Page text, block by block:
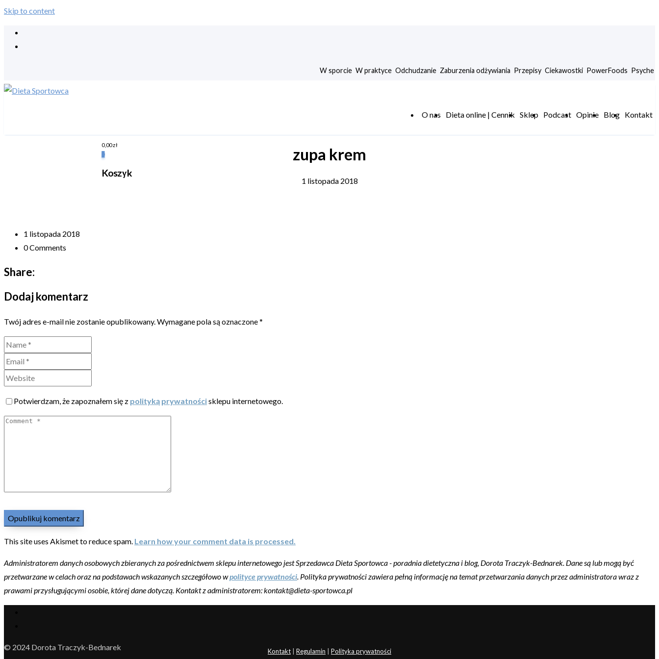
Skip to content
W sporcie W praktyce Odchudzanie Zaburzenia odżywiania Przepisy Ciekawostki PowerFoods Psyche
O nas Dieta online | Cennik Sklep Podcast Opinie Blog Kontakt
0,00zł
0
Koszyk
zupa krem
1 listopada 2018
1 listopada 2018
0 Comments
Share:
Dodaj komentarz
Twój adres e-mail nie zostanie opublikowany.Wymagane pola są oznaczone*
Potwierdzam, że zapoznałem się z polityką prywatnościsklepu internetowego.
This site uses Akismet to reduce spam. Learn how your comment data is processed.
Administratorem danych osobowych zbieranych za pośrednictwem sklepu internetowego jest Sprzedawca Dieta Sportowca - poradnia dietetyczna i blog, Dorota Traczyk-Bednarek. Dane są lub mogą być
przetwarzane w celach oraz na podstawach wskazanych szczegółowo wpolityce prywatności. Polityka prywatności zawiera pełną informację na temat przetwarzania danych przez administratora wraz z
prawami przysługującymi osobie, której dane dotyczą. Kontakt z administratorem: kontakt@dieta-sportowca.pl
© 2024 Dorota Traczyk-Bednarek Kontakt Regulamin Polityka prywatności